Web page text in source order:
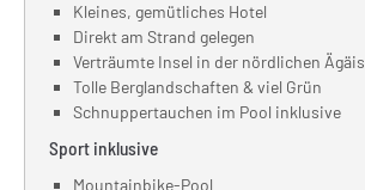
Kleines, gemütliches Hotel
Direkt am Strand gelegen
Verträumte Insel in der nördlichen Ägäis
Tolle Berglandschaften & viel Grün
Schnuppertauchen im Pool inklusive
Sport inklusive
Mountainbike-Pool